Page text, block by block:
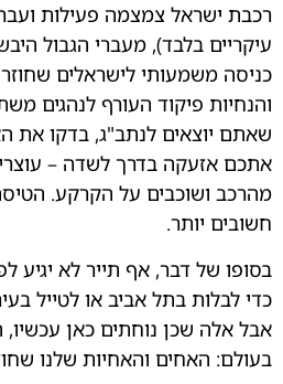
רכבת ישראל צמצמה פעילות
עיקריים בלבד), מעברי הגבול
כניסה משמעותי לישראלים
והנחיות פיקוד העורף לנהגים
שאתם יוצאים לנתב"ג, בדקו את
אתכם אזעקה בדרך לשדה –
מהרכב ושוכבים על הקרקע.
חשובים יותר.
בסופו של דבר, אף תייר לא יגיע
כדי לבלות בתל אביב או לטייל
אבל אלה שכן נוחתים כאן עכשיו,
בעולם: האחים והאחיות שלנו